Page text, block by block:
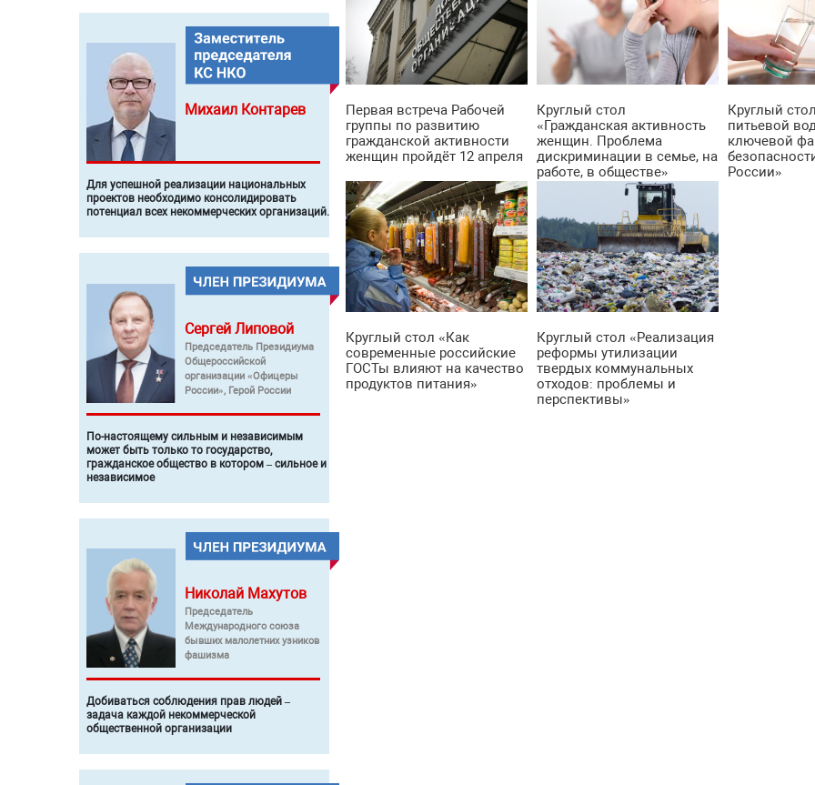
Михаил Контарев
Для успешной реализации национальных
проектов необходимо консолидировать
потенциал всех некоммерческих организаций.
Сергей Липовой
Председатель Президиума
Общероссийской
организации «Офицеры
России», Герой России
По-настоящему сильным и независимым
может быть только то государство,
гражданское общество в котором – сильное и
независимое
Николай Махутов
Председатель
Международного союза
бывших малолетних узников
фашизма
Добиваться соблюдения прав людей –
задача каждой некоммерческой
общественной организации
Первая встреча Рабочей
группы по развитию
гражданской активности
женщин пройдёт 12 апреля
Круглый стол
«Гражданская активность
женщин. Проблема
дискриминации в семье, на
работе, в обществе»
Круглый
питьевой
ключевой
России»
Круглый стол «Как
современные российские
ГОСТы влияют на качество
продуктов питания»
Круглый стол «Реализация
реформы утилизации
твердых коммунальных
отходов: проблемы и
перспективы»